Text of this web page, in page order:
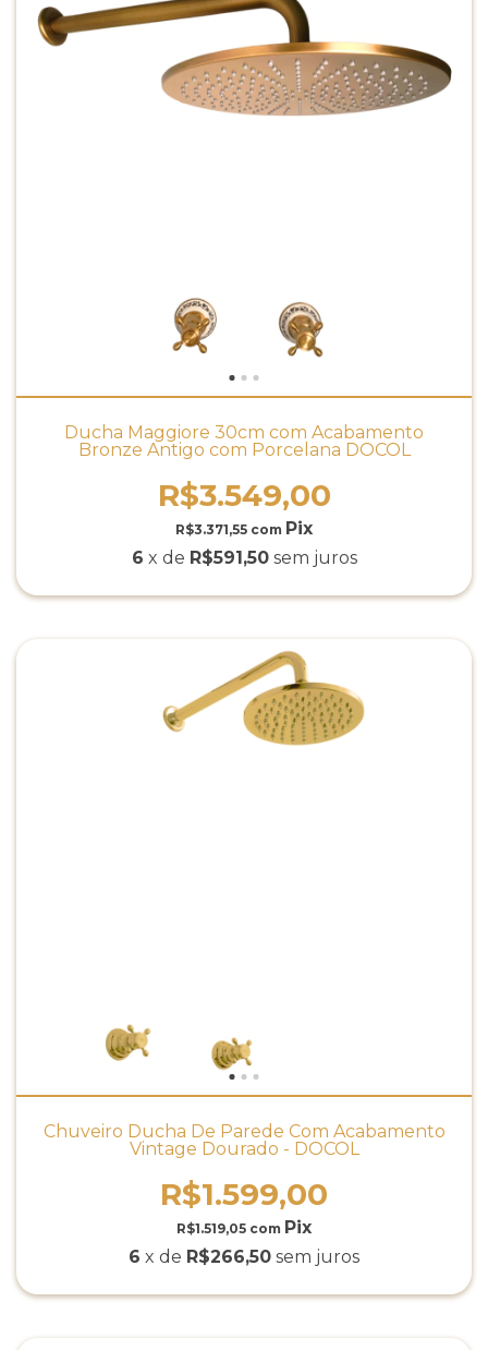
Ducha Maggiore 30cm com Acabamento
Bronze Antigo com Porcelana DOCOL
R$3.549,00
R$3.371,55 com
6 x de R$591,50 sem juros
Chuveiro Ducha De Parede Com Acabamento
Vintage Dourado - DOCOL
R$1.599,00
R$1.519,05 com
6 x de R$266,50 sem juros